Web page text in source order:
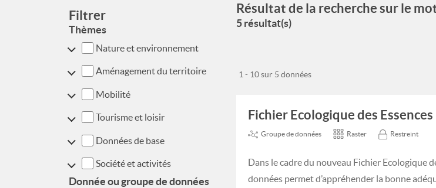
Filtrer
Thèmes
Nature et environnement
Aménagement du territoire
Mobilité
Tourisme et loisir
Données de base
Société et activités
Donnée ou groupe de données
Résultat de la recherche sur le
5 résultat(s)
1 - 10 sur 5 données
Fichier Ecologique des Essences
Groupe de données Raster Restreint
Dans le cadre du nouveau Fichier Ecologique
données permet d’appréhender la bonne